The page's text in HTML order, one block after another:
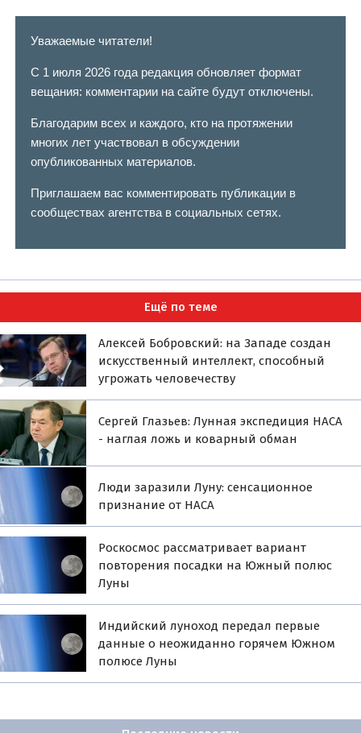
Уважаемые читатели!
С 1 июля 2026 года редакция обновляет формат
вещания: комментарии на сайте будут отключены.
Благодарим всех и каждого, кто на протяжении
многих лет участвовал в обсуждении
опубликованных материалов.
Приглашаем вас комментировать публикации в
сообществах агентства в социальных сетях.
Ещё по теме
Алексей Бобровский: на Западе создан
искусственный интеллект, способный
угрожать человечеству
Сергей Глазьев: Лунная экспедиция НАСА
- наглая ложь и коварный обман
Люди заразили Луну: сенсационное
признание от НАСА
Роскосмос рассматривает вариант
повторения посадки на Южный полюс
Луны
Индийский луноход передал первые
данные о неожиданно горячем Южном
полюсе Луны